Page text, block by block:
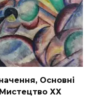
Основні
ХХ